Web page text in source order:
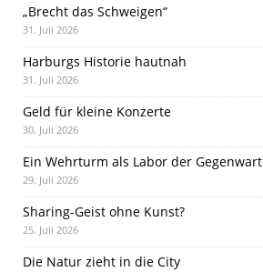
„Brecht das Schweigen“
31. Juli 2026
Harburgs Historie hautnah
31. Juli 2026
Geld für kleine Konzerte
30. Juli 2026
Ein Wehrturm als Labor der Gegenwart
29. Juli 2026
Sharing-Geist ohne Kunst?
25. Juli 2026
Die Natur zieht in die City